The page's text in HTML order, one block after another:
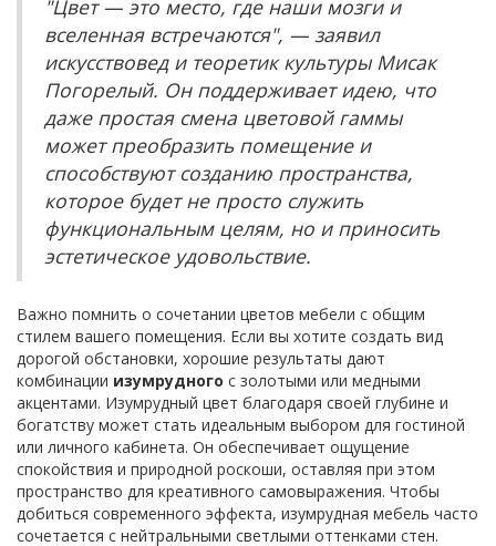
"Цвет — это место, где наши мозги и
вселенная встречаются", — заявил
искусствовед и теоретик культуры Мисак
Погорелый. Он поддерживает идею, что
даже простая смена цветовой гаммы
может преобразить помещение и
способствуют созданию пространства,
которое будет не просто служить
функциональным целям, но и приносить
эстетическое удовольствие.
Важно помнить о сочетании цветов мебели с общим
стилем вашего помещения. Если вы хотите создать вид
дорогой обстановки, хорошие результаты дают
комбинации изумрудного с золотыми или медными
акцентами. Изумрудный цвет благодаря своей глубине и
богатству может стать идеальным выбором для гостиной
или личного кабинета. Он обеспечивает ощущение
спокойствия и природной роскоши, оставляя при этом
пространство для креативного самовыражения. Чтобы
добиться современного эффекта, изумрудная мебель часто
сочетается с нейтральными светлыми оттенками стен.